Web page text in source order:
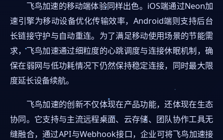
飞鸟加速的移动端体验同样出色。iOS端通过Neon加
速引擎为移动设备优化传输效率，Android端则支持后台
长链接守护与自动重连。为了满足移动使用场景的节能需
求，飞鸟加速通过细粒度的心跳调度与连接休眠机制，确
保在弱网与低功耗情况下仍然保持稳定连接，同时最大限
度延长设备续航。
飞鸟加速的创新不仅体现在产品功能，还体现在生态
协同。它支持与主流远程桌面、云存储、团队协作工具无
缝融合，通过API与Webhook接口，企业可将飞鸟加速接